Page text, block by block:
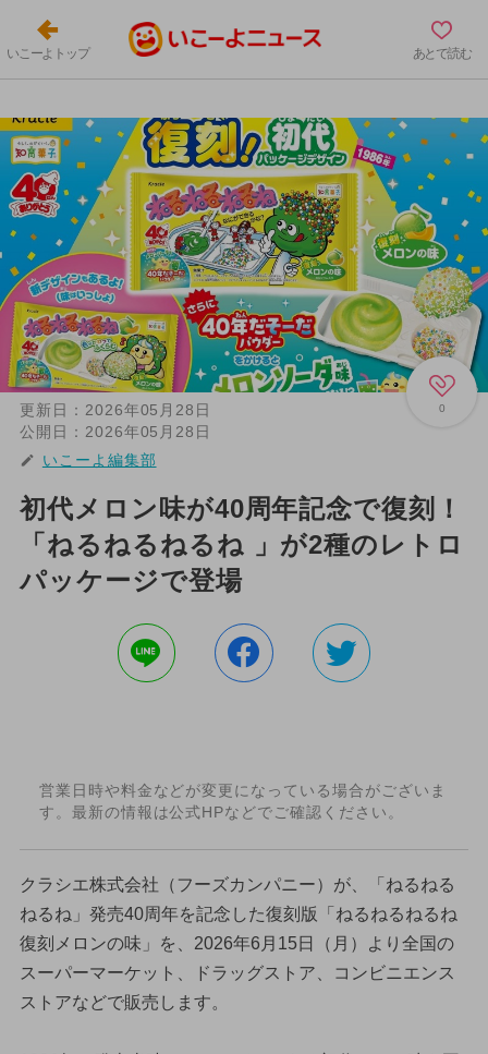
いこーよトップ あとで読む
0
更新日： 2026年05月28日
公開日： 2026年05月28日
いこーよ編集部
初代メロン味が40周年記念で復刻！
「ねるねるねるね 」が2種のレトロ
パッケージで登場
営業日時や料金などが変更になっている場合がございま
す。最新の情報は公式HPなどでご確認ください。
クラシエ株式会社（フーズカンパニー）が、「ねるねる
ねるね」発売40周年を記念した復刻版「ねるねるねるね
復刻メロンの味」を、2026年6月15日（月）より全国の
スーパーマーケット、ドラッグストア、コンビニエンス
ストアなどで販売します。